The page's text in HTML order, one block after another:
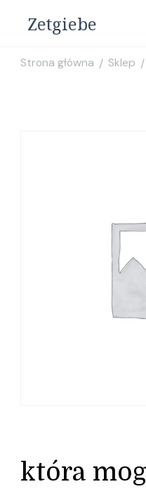
Zetgiebe
Strona główna / Sklep /
która